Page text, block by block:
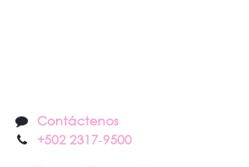
Contáctenos
+502 2317-9500